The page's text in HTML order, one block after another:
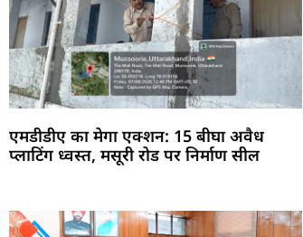
एमडीडीए का मेगा एक्शन: 15 बीघा अवैध
प्लाटिंग ध्वस्त, मसूरी रोड पर निर्माण सील